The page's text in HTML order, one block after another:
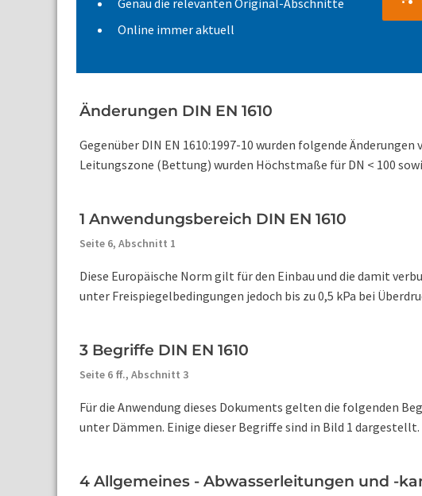
Online immer aktuell
Änderungen DIN EN 1610
Gegenüber DIN EN 1610:1997-10 wurden folgende
Leitungszone (Bettung) wurden Höchstmaße für DN < 100
1 Anwendungsbereich DIN EN 1610
Seite 6, Abschnitt 1
Diese Europäische Norm gilt für den Einbau und die damit
unter Freispiegelbedingungen jedoch bis zu 0,5 kPa bei
3 Begriffe DIN EN 1610
Seite 6 ff., Abschnitt 3
Für die Anwendung dieses Dokuments gelten die folgenden
unter Dämmen. Einige dieser Begriffe sind in Bild 1 dargestellt.
4 Allgemeines - Abwasserleitungen und -